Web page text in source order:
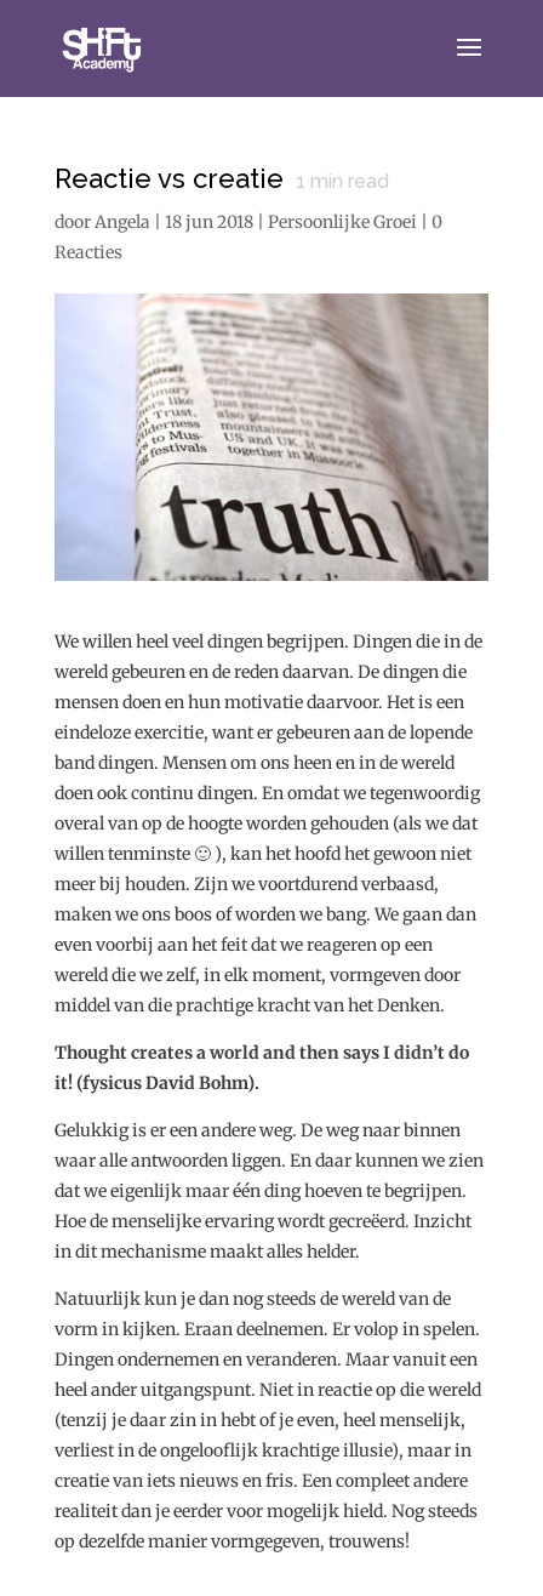
Reactie vs creatie 1 min read
doorAngela 18 jun 2018| Persoonlijke Groei
0
Reacties
We willen heel veel dingen begrijpen. Dingen die in de
wereld gebeuren en de reden daarvan. De dingen die
mensen doen en hun motivatie daarvoor. Het is een
eindeloze exercitie, want er gebeuren aan de lopende
band dingen. Mensen om ons heen en in de wereld
doen ook continu dingen. En omdat we tegenwoordig
overal van op de hoogte worden gehouden (als we dat
willen tenminste 🙂 ), kan het hoofd het gewoon niet
meer bij houden. Zijn we voortdurend verbaasd,
maken we ons boos of worden we bang. We gaan dan
even voorbij aan het feit dat we reageren op een
wereld die we zelf, in elk moment, vormgeven door
middel van die prachtige kracht van het Denken.
Thought creates a world and then says I didn’t do
it! (fysicus David Bohm).
Gelukkig is er een andere weg. De weg naar binnen
waar alle antwoorden liggen. En daar kunnen we zien
dat we eigenlijk maar één ding hoeven te begrijpen.
Hoe de menselijke ervaring wordt gecreëerd. Inzicht
in dit mechanisme maakt alles helder.
Natuurlijk kun je dan nog steeds de wereld van de
vorm in kijken. Eraan deelnemen. Er volop in spelen.
Dingen ondernemen en veranderen. Maar vanuit een
heel ander uitgangspunt. Niet in reactie op die wereld
(tenzij je daar zin in hebt of je even, heel menselijk,
verliest in de ongelooflijk krachtige illusie), maar in
creatie van iets nieuws en fris. Een compleet andere
realiteit dan je eerder voor mogelijk hield. Nog steeds
op dezelfde manier vormgegeven, trouwens!